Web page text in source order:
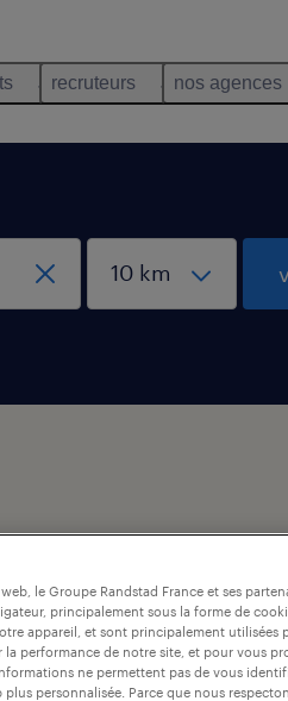
recruteurs nos agences
de (f/h)
le Groupe Randstad France et ses
principalement sous la forme de
appareil, et sont principalement
la performance de notre site, et pour vous
ne permettent pas de vous
personnalisée. Parce que nous